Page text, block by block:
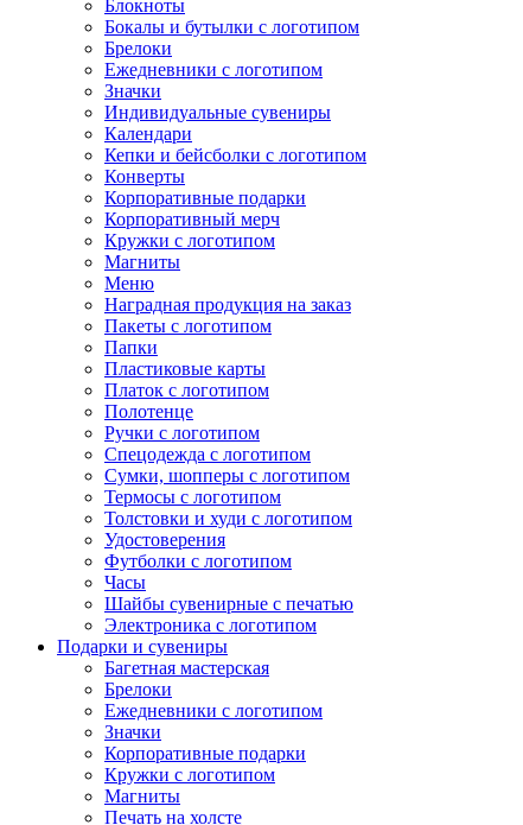
Блокноты
Бокалы и бутылки с логотипом
Брелоки
Ежедневники с логотипом
Значки
Индивидуальные сувениры
Календари
Кепки и бейсболки с логотипом
Конверты
Корпоративные подарки
Корпоративный мерч
Кружки с логотипом
Магниты
Меню
Наградная продукция на заказ
Пакеты с логотипом
Папки
Пластиковые карты
Платок с логотипом
Полотенце
Ручки с логотипом
Спецодежда с логотипом
Сумки, шопперы с логотипом
Термосы с логотипом
Толстовки и худи с логотипом
Удостоверения
Футболки с логотипом
Часы
Шайбы сувенирные с печатью
Электроника с логотипом
Подарки и сувениры
Багетная мастерская
Брелоки
Ежедневники с логотипом
Значки
Корпоративные подарки
Кружки с логотипом
Магниты
Печать на холсте